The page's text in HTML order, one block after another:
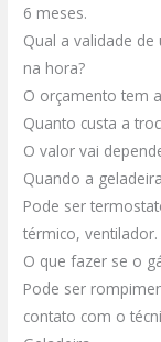
6 meses.
Qual a validade
na hora?
O orçamento tem
Quanto custa a
O valor vai
Quando a
Pode ser
térmico, ventilador.
O que fazer se o
Pode ser
contato com o